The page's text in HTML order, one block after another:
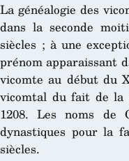
La généalogie des
dans la seconde
siècles ; à une
prénom apparaissant
vicomte au début du
vicomtal du fait de la
1208. Les noms de
dynastiques pour la
siècles.